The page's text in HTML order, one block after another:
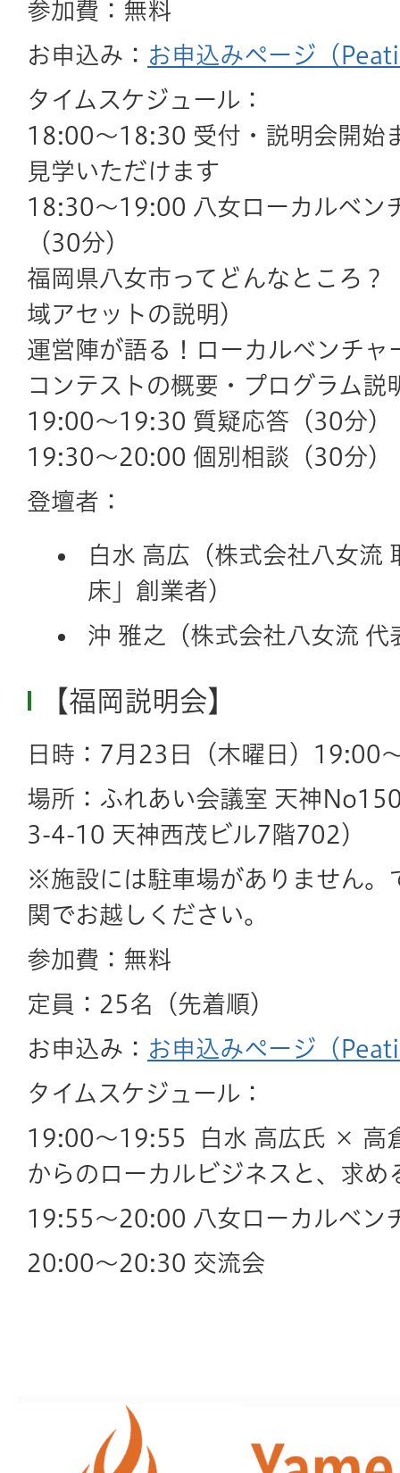
参加費：無料
お申込み： お申込みページ（
タイムスケジュール：
18:00～18:30 受付・説明会開始
見学いただけます
18:30～19:00 八女ローカルベン
（30分）
福岡県八女市ってどんなところ？
域アセットの説明）
運営陣が語る！ローカルベンチャ
コンテストの概要・プログラム説
19:00～19:30 質疑応答（30分）
19:30～20:00 個別相談（30分
登壇者 ：
白水 高広 （株式会社八女流
床」創業者）
沖 雅之
（株式会社八女流
【福岡説明会】
日時：7月23日（木曜日）19:00
場所：ふれあい会議室 天神
3-4-10 天神西茂ビル7階702）
※施設には駐車場がありません。
関でお越しください。
参加費：無料
定員：25名（先着順）
お申込み： お申込みページ（
タイムスケジュール：
19:00〜19:55 白水 高広氏 × 高
からのローカルビジネスと、求め
19:55〜20:00 八女ローカルベン
20:00〜20:30 交流会